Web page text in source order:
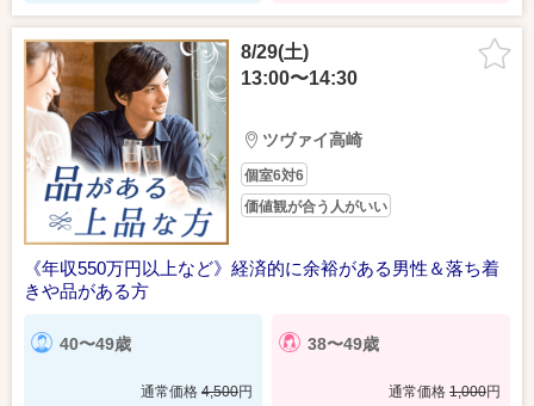
8/29(土)
13:00〜14:30
ツヴァイ高崎
個室6対6
価値観が合う人がいい
《年収550万円以上など》経済的に余裕がある男性＆落ち着
きや品がある方
40〜49歳
通常価格 4,500円
38〜49歳
通常価格 1,000円